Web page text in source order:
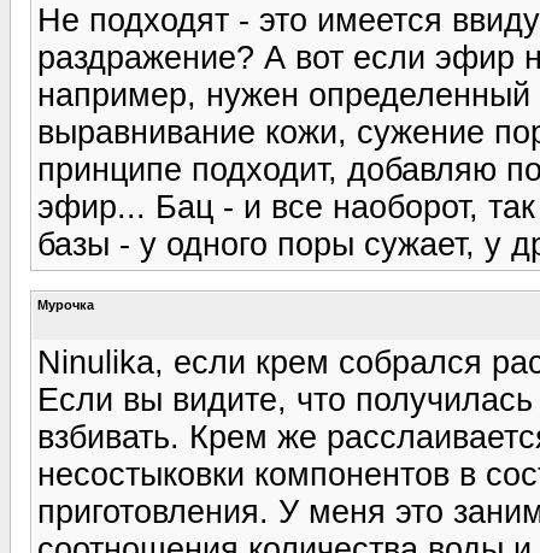
Не подходят - это имеется
раздражение? А вот если эфир
например, нужен
выравнивание кожи, сужение
принципе подходит, добавляю
эфир... Бац - и все наоборот,
базы - у одного поры сужает, у
Мурочка
Ninulika, если крем собрался
Если вы видите, что
взбивать. Крем же
несостыковки компонентов в
приготовления. У меня это